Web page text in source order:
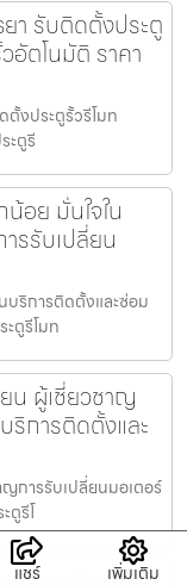
า รับติดตั้งประตู
อัตโนมัติ ราคา
งประตูรั้วรีโมท
ะตูรี
อย มั่นใจใน
รรับเปลี่ยน
บริการติดตั้งและซ่อม
ะตูรีโมท
น ผู้เชี่ยวชาญ
ริการติดตั้งและ
ญการรับเปลี่ยนมอเตอร์
ตูรีโ
แชร์ เพิ่มเติม